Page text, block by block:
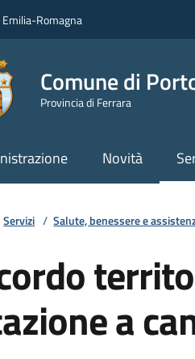
Emilia-Romagna
Comune di
Provincia di Ferrara
Novità
Servizi / Salute, benessere e
a